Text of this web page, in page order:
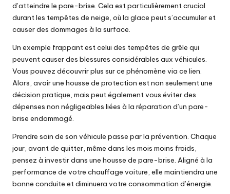
d’atteindre le pare-brise. Cela est particulièrement crucial
durant les tempêtes de neige, où la glace peut s’accumuler et
causer des dommages à la surface.
Un exemple frappant est celui des tempêtes de grêle qui
peuvent causer des blessures considérables aux véhicules.
Vous pouvez découvrir plus sur ce phénomène via ce lien.
Alors, avoir une housse de protection est non seulement une
décision pratique, mais peut également vous éviter des
dépenses non négligeables liées à la réparation d’un pare-
brise endommagé.
Prendre soin de son véhicule passe par la prévention. Chaque
jour, avant de quitter, même dans les mois moins froids,
pensez à investir dans une housse de pare-brise. Aligné à la
performance de votre chauffage voiture, elle maintiendra une
bonne conduite et diminuera votre consommation d’énergie.